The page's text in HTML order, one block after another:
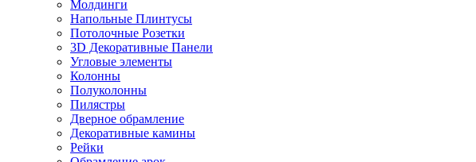
Молдинги
Напольные Плинтусы
Потолочные Розетки
3D Декоративные Панели
Угловые элементы
Колонны
Полуколонны
Пилястры
Дверное обрамление
Декоративные камины
Рейки